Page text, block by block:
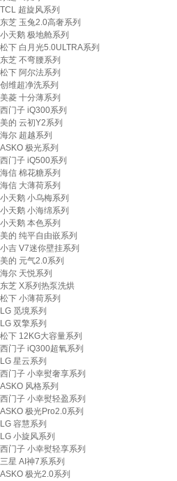
TCL 超旋风系列
东芝 玉兔2.0高奢系列
小天鹅 极地舱系列
松下 白月光5.0ULTRA系列
东芝 不弯腰系列
松下 阿尔法系列
创维超净洗系列
美菱 十分薄系列
西门子 iQ300系列
美的 云初Y2系列
海尔 超越系列
ASKO 极光系列
西门子 iQ500系列
海信 棉花糖系列
海信 大薄荷系列
小天鹅 小乌梅系列
小天鹅 小海绵系列
小天鹅 本色系列
美的 纯平自由嵌系列
小吉 V7迷你壁挂系列
美的 元气2.0系列
海尔 天悦系列
东芝 X系列热泵洗烘
松下 小薄荷系列
LG 觅境系列
LG 双擎系列
松下 12KG大容量系列
西门子 iQ300超氧系列
LG 星云系列
西门子 小幸熨奢享系列
ASKO 风格系列
西门子 小幸熨轻盈系列
ASKO 极光Pro2.0系列
LG 容慧系列
LG 小旋风系列
西门子 小幸熨轻享系列
三星 AI神7系系列
ASKO 极光2.0系列